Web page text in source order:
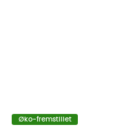
Øko-fremstillet